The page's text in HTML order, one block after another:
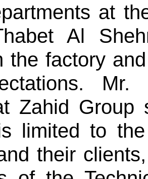
at
Al
factory
Zahid Group
limited to
their